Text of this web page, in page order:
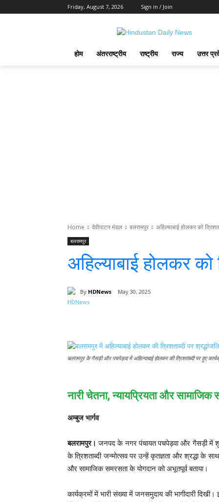
Friday, August 7, 2026 Sign in / Join
होम अंतरराष्ट्रीय राष्ट्रीय राज्य उत्तर
Home देवीपाटन मंडल बलरामपुर अहिल्याबाई होलकर को
बलरामपुर
अहिल्याबाई होलकर को
By HDNews May 30, 2025
बलरामपुर के गैसड़ी और पचपेड़वा में अहिल्याबाई होलकर की त्रिशताब्दी पर हुए
नारी चेतना, न्यायप्रियता और
अम्बुज भार्गव
बलरामपुर। जनपद के नगर पंचायत पचपेड़वा और गैसड़ी में
के त्रिशताब्दी जन्मोत्सव पर उन्हें कृतज्ञता और श्रद्धा के
और सामाजिक समरसता के योगदान को अभूतपूर्व बताया।
कार्यक्रमों में भारी संख्या में जनसमुदाय की भागीदारी